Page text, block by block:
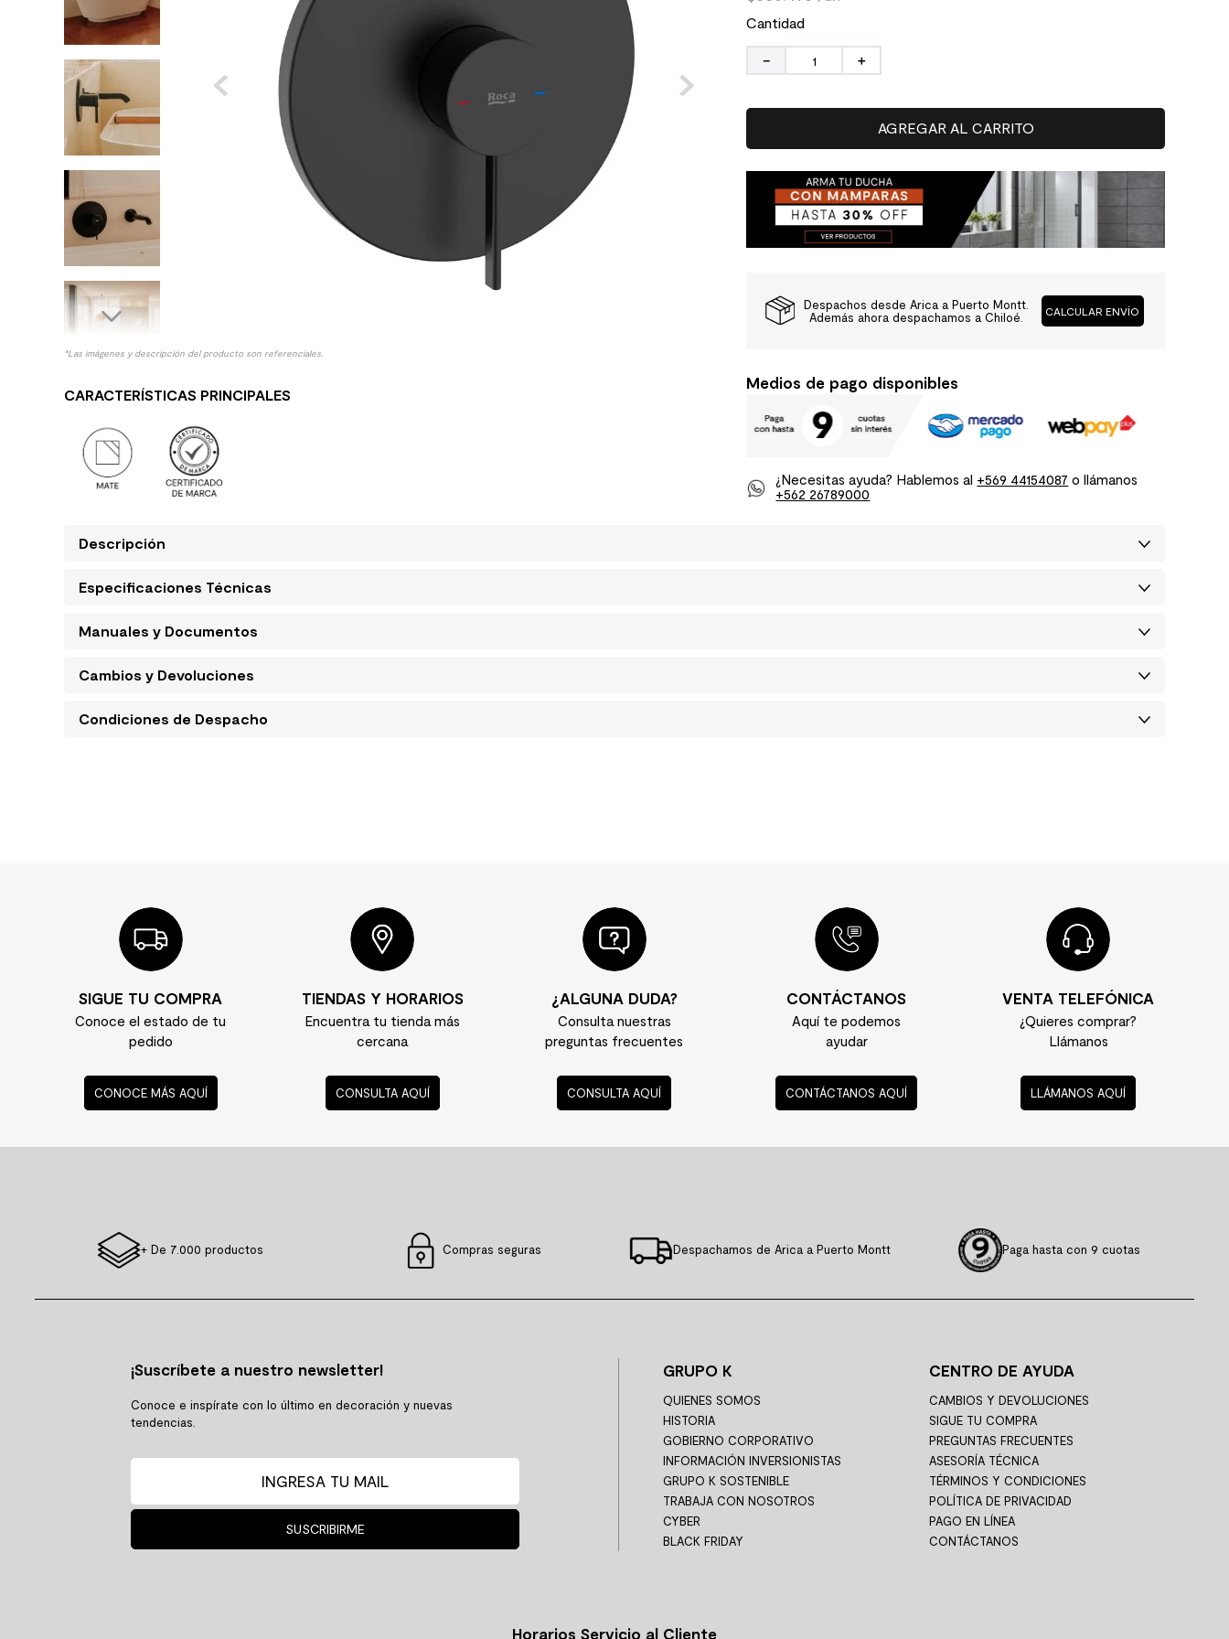
10. columna ducha
*Las imágenes y descripción del producto son referenciales.
CARACTERÍSTICAS PRINCIPALES
Cantidad
＋
－
AGREGAR AL CARRITO
Despachos desde Arica a Puerto Montt.
Además ahora despachamos a Chiloé.
CALCULAR ENVÍO
Medios de pago disponibles
¿Necesitas ayuda? Hablemos al +569 44154087 o llámanos
+562 26789000
Descripción
Especificaciones Técnicas
Manuales y Documentos
Cambios y Devoluciones
Condiciones de Despacho
SIGUE TU COMPRA
Conoce el estado de tu
pedido
CONOCE MÁS AQUÍ
TIENDAS Y HORARIOS
Encuentra tu tienda más
cercana
CONSULTA AQUÍ
¿ALGUNA DUDA?
Consulta nuestras
preguntas frecuentes
CONSULTA AQUÍ
CONTÁCTANOS
Aquí te podemos
ayudar
CONTÁCTANOS AQUÍ
VENTA TELEFÓNICA
¿Quieres comprar?
Llámanos
LLÁMANOS AQUÍ
+ De 7.000 productos Compras seguras Despachamos de Arica a Puerto Montt Paga hasta con 9 cuotas
¡Suscríbete a nuestro newsletter!
Conoce e inspírate con lo último en decoración y nuevas
tendencias.
SUSCRIBIRME
GRUPO K
QUIENES SOMOS
HISTORIA
GOBIERNO CORPORATIVO
INFORMACIÓN INVERSIONISTAS
GRUPO K SOSTENIBLE
TRABAJA CON NOSOTROS
CYBER
BLACK FRIDAY
CENTRO DE AYUDA
CAMBIOS Y DEVOLUCIONES
SIGUE TU COMPRA
PREGUNTAS FRECUENTES
ASESORÍA TÉCNICA
TÉRMINOS Y CONDICIONES
POLÍTICA DE PRIVACIDAD
PAGO EN LÍNEA
CONTÁCTANOS
Horarios Servicio al Cliente